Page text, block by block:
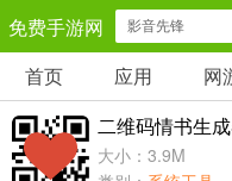
免费手游网
安卓网游
角色扮演
首页 应用 网
二维码情书生
大小：3.9M